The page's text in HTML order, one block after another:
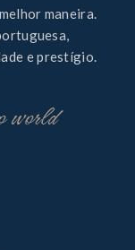
maneira.
e prestígio.
world